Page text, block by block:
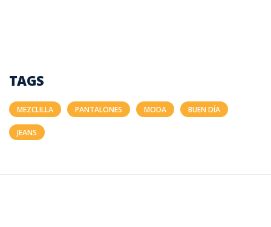
TAGS
MEZCLILLA PANTALONES MODA BUEN DÍA
JEANS